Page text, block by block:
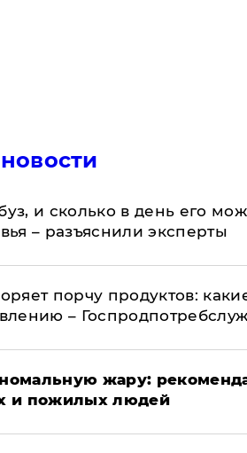
и сколько в день его
– разъяснили эксперты
порчу продуктов:
–
жару:
и пожилых людей